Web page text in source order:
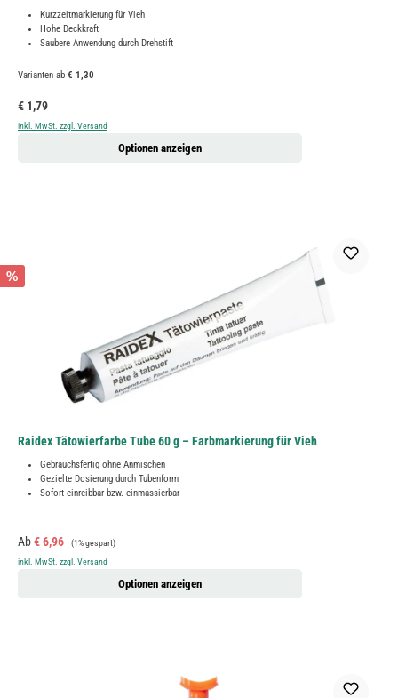
Kurzzeitmarkierung für Vieh
Hohe Deckkraft
Saubere Anwendung durch Drehstift
Varianten ab € 1,30
Regulärer Preis:
€ 1,79
inkl. MwSt. zzgl. Versand
Optionen anzeigen
%
Raidex Tätowierfarbe Tube 60 g – Farbmarkierung für Vieh
Gebrauchsfertig ohne Anmischen
Gezielte Dosierung durch Tubenform
Sofort einreibbar bzw. einmassierbar
Verkaufspreis:
Ab€ 6,96 Regulärer Preis:
(1% gespart)
inkl. MwSt. zzgl. Versand
Optionen anzeigen